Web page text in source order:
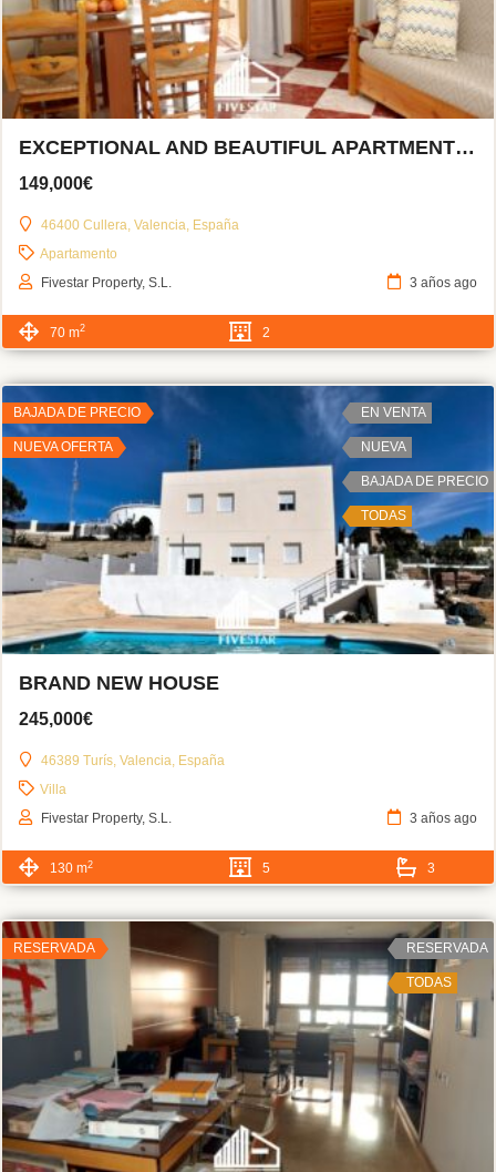
EXCEPTIONAL AND BEAUTIFUL APARTMENT IN CULLERA
149,000€
46400 Cullera, Valencia, España
Apartamento
Fivestar Property, S.L.
3 años ago
70 m2 2
BAJADA DE PRECIO
NUEVA OFERTA
EN VENTA
NUEVA
BAJADA DE PRECIO
TODAS
BRAND NEW HOUSE
245,000€
46389 Turís, Valencia, España
Villa
Fivestar Property, S.L.
3 años ago
130 m2 5 3
RESERVADA RESERVADA
TODAS